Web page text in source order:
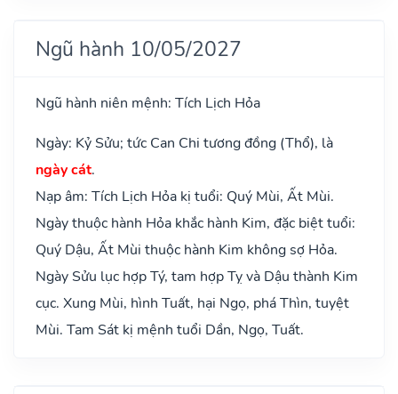
Ngũ hành 10/05/2027
Ngũ hành niên mệnh: Tích Lịch Hỏa
Ngày: Kỷ Sửu; tức Can Chi tương đồng (Thổ), là
ngày cát.
Nạp âm: Tích Lịch Hỏa kị tuổi: Quý Mùi, Ất Mùi.
Ngày thuộc hành Hỏa khắc hành Kim, đặc biệt tuổi:
Quý Dậu, Ất Mùi thuộc hành Kim không sợ Hỏa.
Ngày Sửu lục hợp Tý, tam hợp Tỵ và Dậu thành Kim
cục. Xung Mùi, hình Tuất, hại Ngọ, phá Thìn, tuyệt
Mùi. Tam Sát kị mệnh tuổi Dần, Ngọ, Tuất.